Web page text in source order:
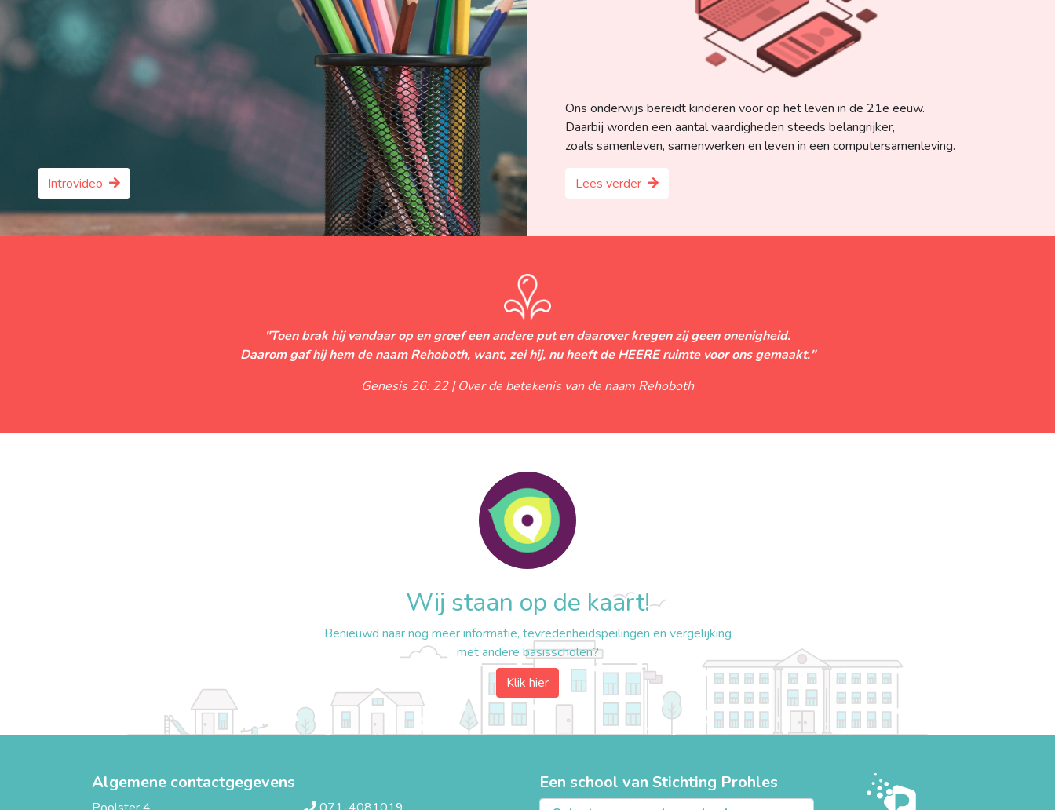
Introvideo
Ons onderwijs bereidt kinderen voor op het leven in de 21e eeuw.
Daarbij worden een aantal vaardigheden steeds belangrijker,
zoals samenleven, samenwerken en leven in een computersamenleving.
Lees verder
"Toen brak hij vandaar op en groef een andere put en daarover kregen zij geen onenigheid.
Daarom gaf hij hem de naam Rehoboth, want, zei hij, nu heeft de HEERE ruimte voor ons gemaakt."
Genesis 26: 22 | Over de betekenis van de naam Rehoboth
Wij staan op de kaart!
Benieuwd naar nog meer informatie, tevredenheidspeilingen en vergelijking
met andere basisscholen?
Klik hier
Algemene contactgegevens Een school van Stichting Prohles